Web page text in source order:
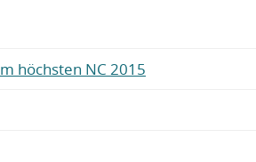
höchsten NC 2015